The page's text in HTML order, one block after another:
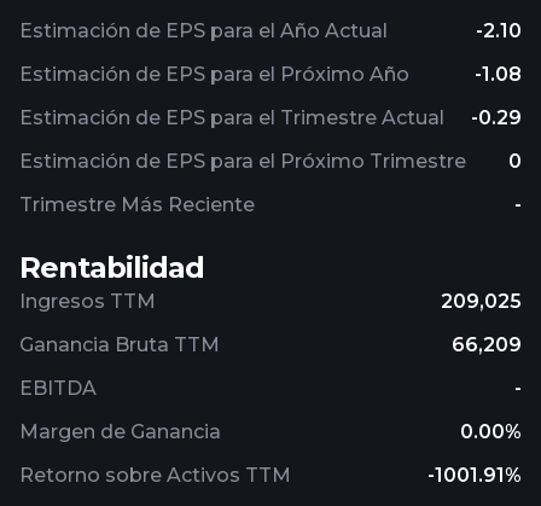
Estimación de EPS para el Año Actual
-2.10
Estimación de EPS para el Próximo Año
-1.08
Estimación de EPS para el Trimestre Actual
-0.29
Estimación de EPS para el Próximo Trimestre
0
Trimestre Más Reciente
-
Rentabilidad
Ingresos TTM
209,025
Ganancia Bruta TTM
66,209
EBITDA
-
Margen de Ganancia
0.00%
Retorno sobre Activos TTM
-1001.91%